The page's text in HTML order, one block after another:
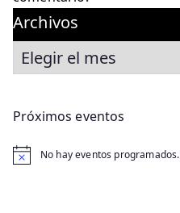
Archivos
Próximos eventos
A
No hay eventos programados.